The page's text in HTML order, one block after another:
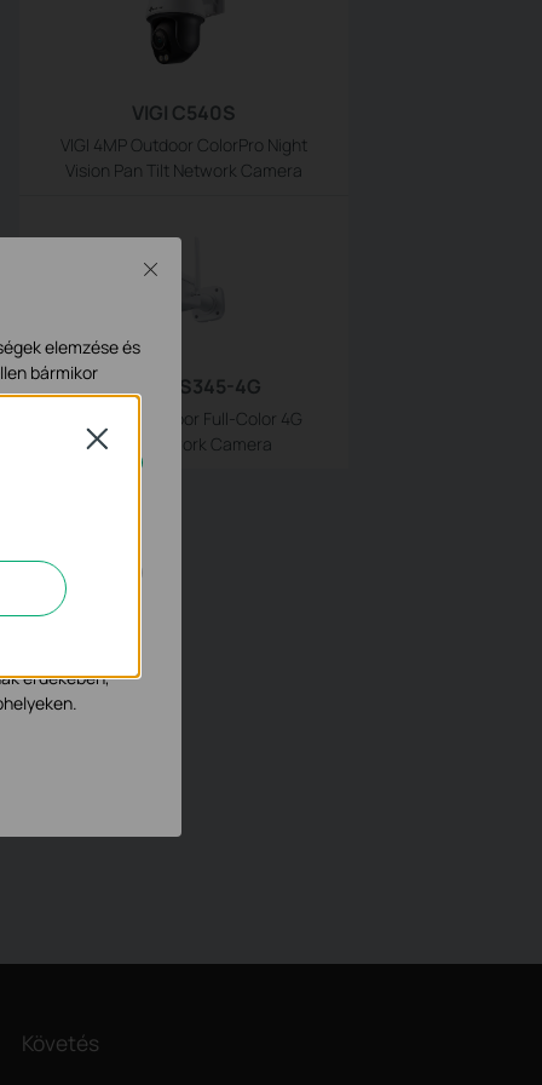
VIGI C540S
VIGI 4MP Outdoor ColorPro Night
Vision Pan Tilt Network Camera
InSight S345-4G
VIGI 4MP Outdoor Full-Color 4G
Bullet Network Camera
Követés
Close
elemzése és
bármikor
érdekében,
Close